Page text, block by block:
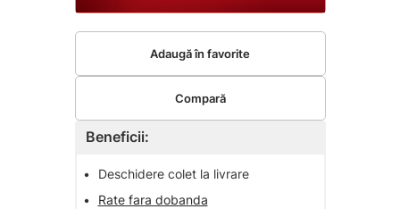
Beneficii:
•
Deschidere colet la livrare
•
Rate fara dobanda
Adaugă în favorite
Compară